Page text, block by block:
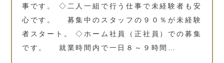
事です。 ◇二人一組で行う仕事で未経験者も安
心です。 募集中のスタッフの９０％が未経験
者スタート。 ◇ホーム社員（正社員）での募集
です。 就業時間内で一日８～９時間…